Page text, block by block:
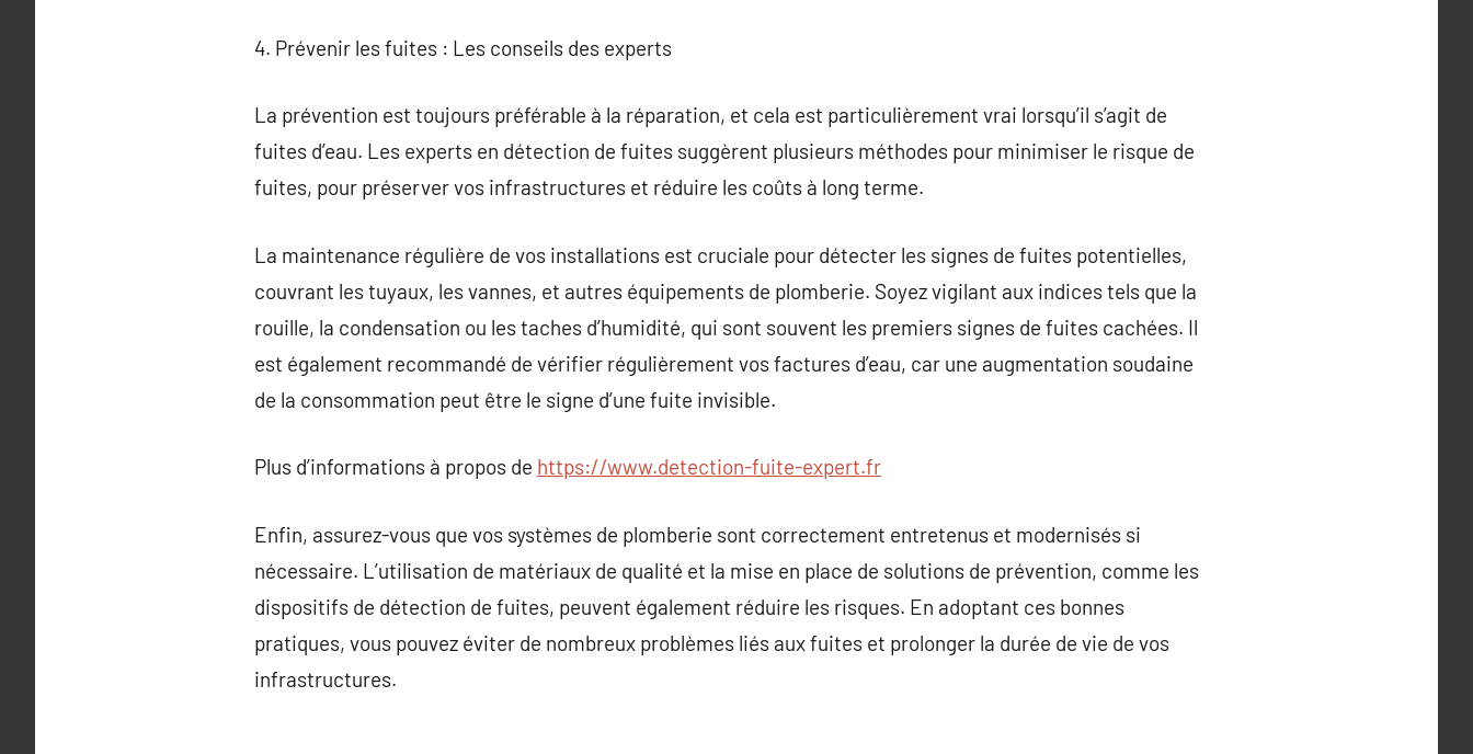
4. Prévenir les fuites : Les conseils des experts
La prévention est toujours préférable à la réparation, et cela est particulièrement vrai lorsqu’il s’agit de
fuites d’eau. Les experts en détection de fuites suggèrent plusieurs méthodes pour minimiser le risque de
fuites, pour préserver vos infrastructures et réduire les coûts à long terme.
La maintenance régulière de vos installations est cruciale pour détecter les signes de fuites potentielles,
couvrant les tuyaux, les vannes, et autres équipements de plomberie. Soyez vigilant aux indices tels que la
rouille, la condensation ou les taches d’humidité, qui sont souvent les premiers signes de fuites cachées. Il
est également recommandé de vérifier régulièrement vos factures d’eau, car une augmentation soudaine
de la consommation peut être le signe d’une fuite invisible.
Plus d’informations à propos de https://www.detection-fuite-expert.fr
Enfin, assurez-vous que vos systèmes de plomberie sont correctement entretenus et modernisés si
nécessaire. L’utilisation de matériaux de qualité et la mise en place de solutions de prévention, comme les
dispositifs de détection de fuites, peuvent également réduire les risques. En adoptant ces bonnes
pratiques, vous pouvez éviter de nombreux problèmes liés aux fuites et prolonger la durée de vie de vos
infrastructures.